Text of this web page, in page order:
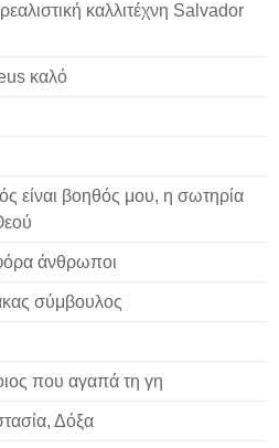
καλλιτέχνη Salvador
καλό
είναι βοηθός μου, η σωτηρία
άνθρωποι
σύμβουλος
που αγαπά τη γη
Δόξα